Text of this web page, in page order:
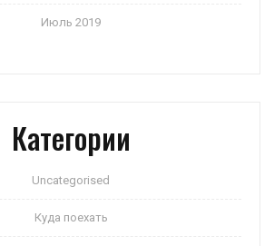
Июль 2019
Категории
Uncategorised
Куда поехать